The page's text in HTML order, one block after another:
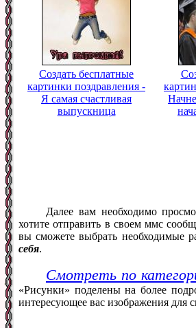
Создать бесплатные
картинки поздравления -
Я самая счастливая
выпускница
Далее вам необходимо
хотите отправить в своем ммс
вы сможете выбрать необходимые
себя.
Смотреть по
«Рисунки» поделены на более
интересующее вас изображения для